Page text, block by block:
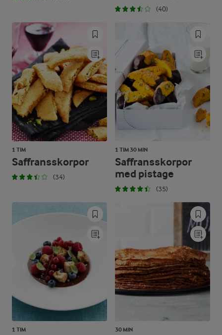
(40)
1 TIM
Saffransskorpor
(34)
1 TIM 30 MIN
Saffransskorpor
med pistage
(35)
1 TIM 30 MIN